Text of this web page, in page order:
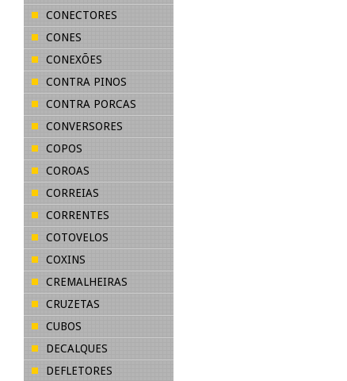
CONECTORES
CONES
CONEXÕES
CONTRA PINOS
CONTRA PORCAS
CONVERSORES
COPOS
COROAS
CORREIAS
CORRENTES
COTOVELOS
COXINS
CREMALHEIRAS
CRUZETAS
CUBOS
DECALQUES
DEFLETORES